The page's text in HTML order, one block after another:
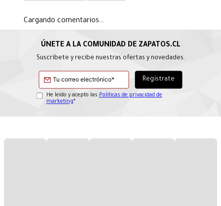
Cargando comentarios…
Suscríbete y recibe nuestras ofertas y novedades.
He leído y acepto las Políticas de privacidad de
marketing*